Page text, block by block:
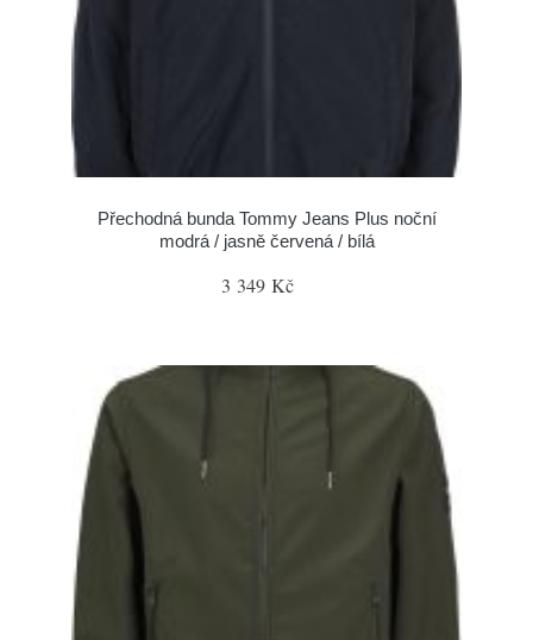
Přechodná bunda Tommy Jeans Plus noční
modrá / jasně červená / bílá
3 349 Kč